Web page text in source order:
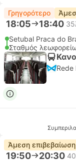
Γρηγορότερο
18:05 18:40
Setubal Praca do
Rede
Άμεση επιβεβαίωση
19:50 20:30